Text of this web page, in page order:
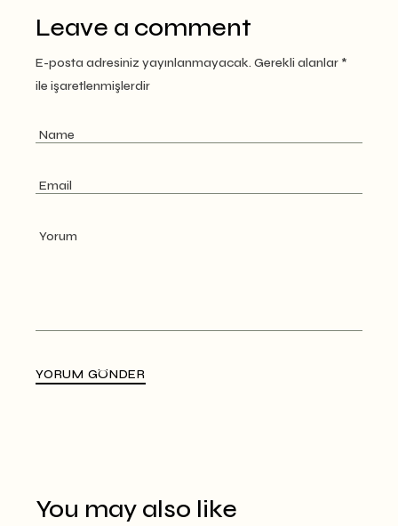
Leave a comment
E-posta adresiniz yayınlanmayacak. Gerekli alanlar *
ile işaretlenmişlerdir
YORUM GÖNDER
You may also like